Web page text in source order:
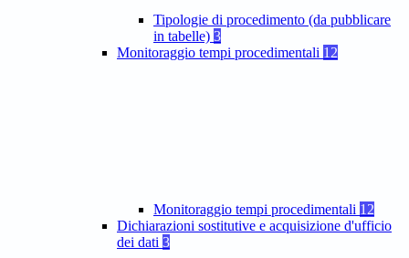
Tipologie di procedimento (da pubblicare
in tabelle) 3
Monitoraggio tempi procedimentali 12
Monitoraggio tempi procedimentali 12
Dichiarazioni sostitutive e acquisizione d'ufficio
dei dati 3